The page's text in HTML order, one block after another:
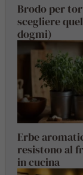
Brodo per
scegliere
dogmi)
Erbe
resistono al
in cucina